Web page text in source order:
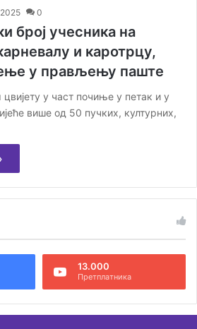
0
број учесника на
и каротрцу,
у прављењу паште
у част почиње у петак и у
више од 50 пучких, културних,
13.000
Претплатника